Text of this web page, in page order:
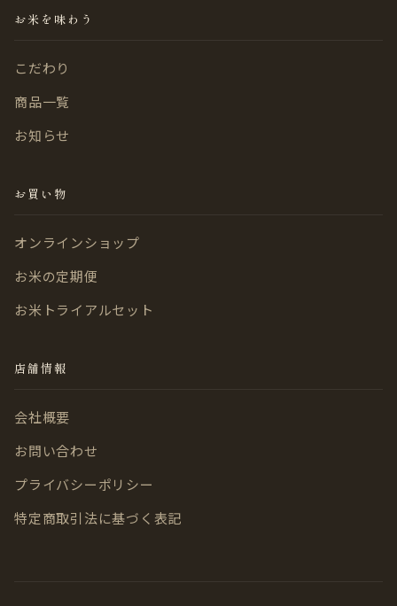
お米を味わう
こだわり
商品一覧
お知らせ
お買い物
オンラインショップ
お米の定期便
お米トライアルセット
店舗情報
会社概要
お問い合わせ
プライバシーポリシー
特定商取引法に基づく表記